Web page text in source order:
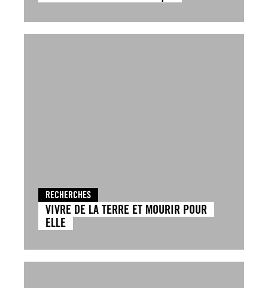
RECHERCHES
VIVRE DE LA TERRE ET MOURIR POUR
ELLE